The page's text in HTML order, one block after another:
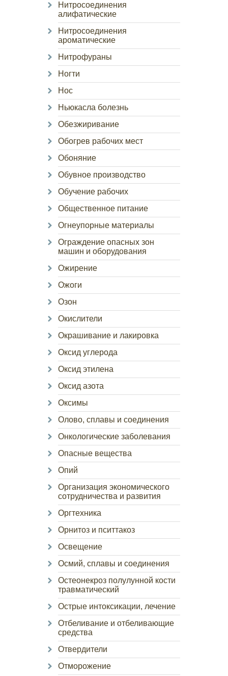
Нитросоединения
алифатические
Нитросоединения
ароматические
Нитрофураны
Ногти
Нос
Ньюкасла болезнь
Обезжиривание
Обогрев рабочих мест
Обоняние
Обувное производство
Обучение рабочих
Общественное питание
Огнеупорные материалы
Ограждение опасных зон
машин и оборудования
Ожирение
Ожоги
Озон
Окислители
Окрашивание и лакировка
Оксид углерода
Оксид этилена
Оксид азота
Оксимы
Олово, сплавы и соединения
Онкологические заболевания
Опасные вещества
Опий
Организация экономического
сотрудничества и развития
Оргтехника
Орнитоз и пситтакоз
Освещение
Осмий, сплавы и соединения
Остеонекроз полулунной кости
травматический
Острые интоксикации, лечение
Отбеливание и отбеливающие
средства
Отвердители
Отморожение